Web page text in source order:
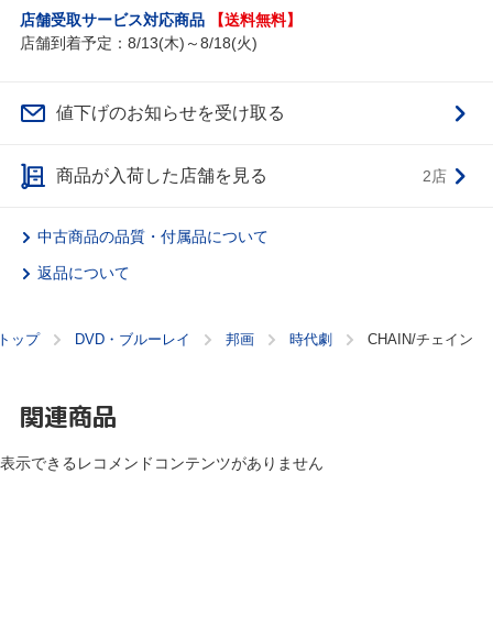
店舗受取サービス対応商品
【送料無料】
店舗到着予定：8/13(木)～8/18(火)
値下げのお知らせを受け取る
商品が入荷した店舗を見る 2店
中古商品の品質・付属品について
返品について
ップ DVD・ブルーレイ 邦画 時代劇 CHAIN/チェイン
関連商品
表示できるレコメンドコンテンツがありません